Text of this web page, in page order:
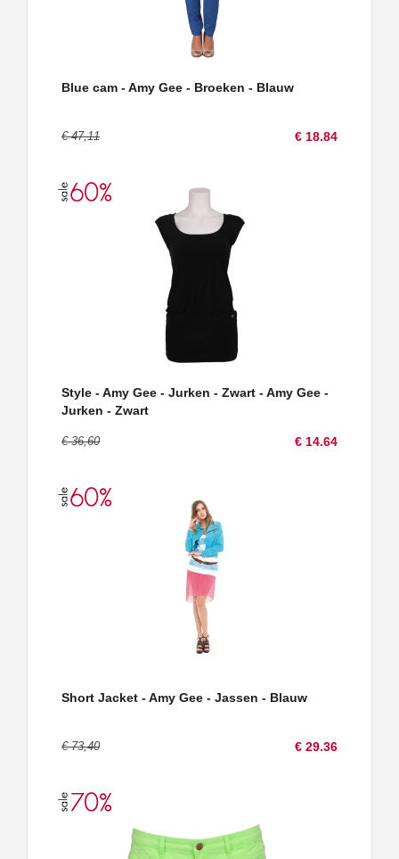
Blue cam - Amy Gee - Broeken - Blauw
€ 47,11 € 18.84
Style - Amy Gee - Jurken - Zwart - Amy Gee -
Jurken - Zwart
€ 36,60 € 14.64
Short Jacket - Amy Gee - Jassen - Blauw
€ 73,40 € 29.36